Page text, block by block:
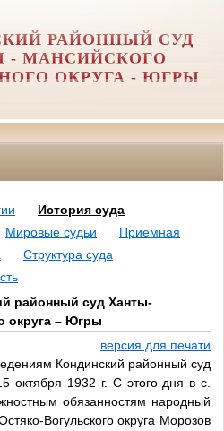
РАЙОННЫЙ СУД
- МАНСИЙСКОГО
ОКРУГА - ЮГРЫ
История суда
Мировые судьи
Приемная
Структура суда
районный суд Ханты-
округа – Югры
версия для печати
Кондинский районный суд
октября 1932 г. С этого дня в с.
обязанностям народный
Вогульского округа Морозов